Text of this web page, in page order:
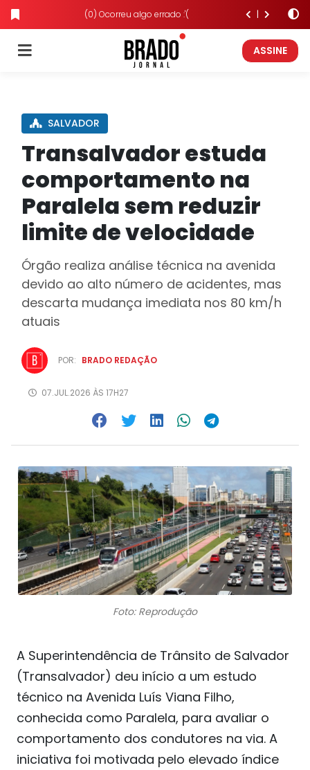
(0) Ocorreu algo errado :'(
ASSINE
SALVADOR
Transalvador estuda
comportamento na
Paralela sem reduzir
limite de velocidade
Órgão realiza análise técnica na avenida
devido ao alto número de acidentes, mas
descarta mudança imediata nos 80 km/h
atuais
POR: BRADO REDAÇÃO
07.JUL.2026 ÀS 17H27
Foto: Reprodução
A Superintendência de Trânsito de Salvador
(Transalvador) deu início a um estudo
técnico na Avenida Luís Viana Filho,
conhecida como Paralela, para avaliar o
comportamento dos condutores na via. A
iniciativa foi motivada pelo elevado índice